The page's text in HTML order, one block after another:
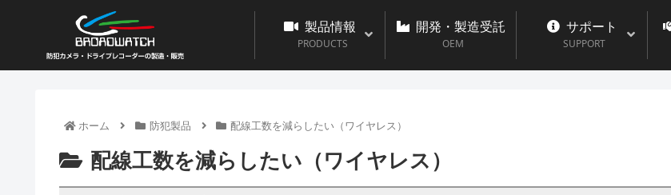
製品情報
PRODUCTS
開発・製造受託
OEM
サポート
SUPPORT
ホーム 防犯製品 配線工数を減らしたい（ワイヤレス）
配線工数を減らしたい（ワイヤレス）